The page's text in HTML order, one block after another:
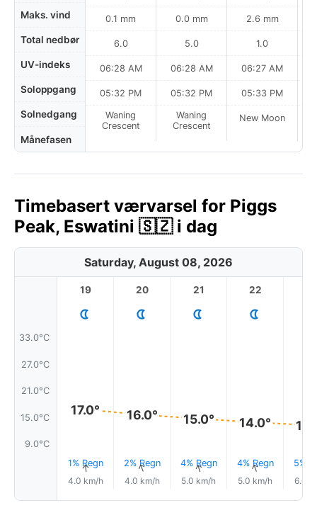
Maks. vind
Total nedbør
UV-indeks
Soloppgang
Solnedgang
Månefasen
0.1 mm
6.0
06:28 AM
05:32 PM
Waning
Crescent
0.0 mm
5.0
06:28 AM
05:32 PM
Waning
Crescent
2.6 mm
1.0
06:27 AM
05:33 PM
New Moon
Timebasert værvarsel for Piggs
Peak, Eswatini 🇸🇿 i dag
Saturday, August 08, 2026
33.0°C
27.0°C
21.0°C
15.0°C
9.0°C
19
17.0°
1% Regn
↑
4.0 km/h
20
16.0°
2% Regn
↑
4.0 km/h
21
15.0°
4% Regn
↑
5.0 km/h
22
14.0°
4% Regn
↑
5.0 km/h
5%
6.0